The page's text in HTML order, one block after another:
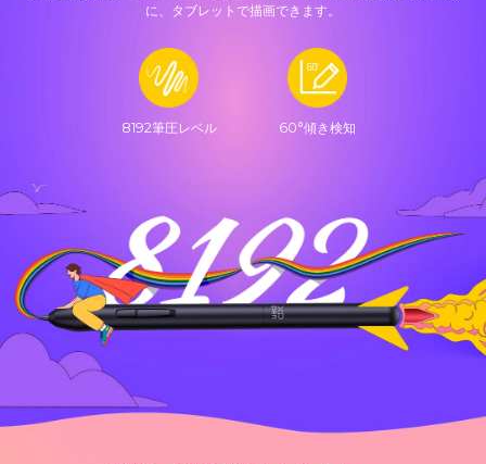
に、タブレットで描画できます。
8192筆圧レベル 60°傾き検知